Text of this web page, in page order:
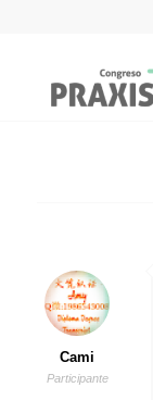
Cami
Participante